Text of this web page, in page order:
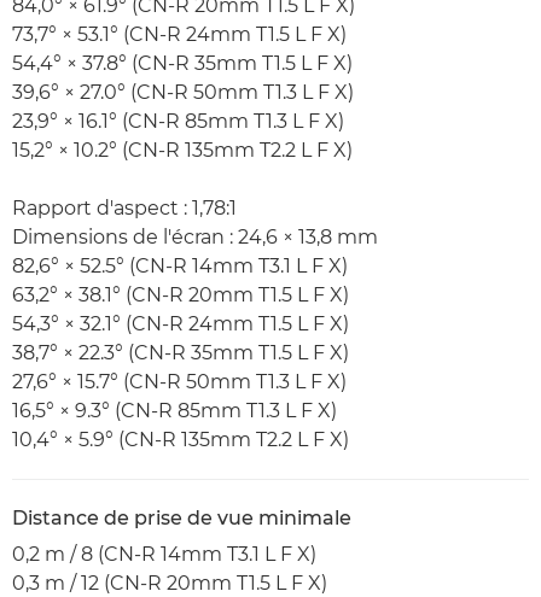
84,0° × 61.9° (CN-R 20mm T1.5 L F X)
73,7° × 53.1° (CN-R 24mm T1.5 L F X)
54,4° × 37.8° (CN-R 35mm T1.5 L F X)
39,6° × 27.0° (CN-R 50mm T1.3 L F X)
23,9° × 16.1° (CN-R 85mm T1.3 L F X)
15,2° × 10.2° (CN-R 135mm T2.2 L F X)
Rapport d'aspect : 1,78:1
Dimensions de l'écran : 24,6 × 13,8 mm
82,6° × 52.5° (CN-R 14mm T3.1 L F X)
63,2° × 38.1° (CN-R 20mm T1.5 L F X)
54,3° × 32.1° (CN-R 24mm T1.5 L F X)
38,7° × 22.3° (CN-R 35mm T1.5 L F X)
27,6° × 15.7° (CN-R 50mm T1.3 L F X)
16,5° × 9.3° (CN-R 85mm T1.3 L F X)
10,4° × 5.9° (CN-R 135mm T2.2 L F X)
Distance de prise de vue minimale
0,2 m / 8 (CN-R 14mm T3.1 L F X)
0,3 m / 12 (CN-R 20mm T1.5 L F X)